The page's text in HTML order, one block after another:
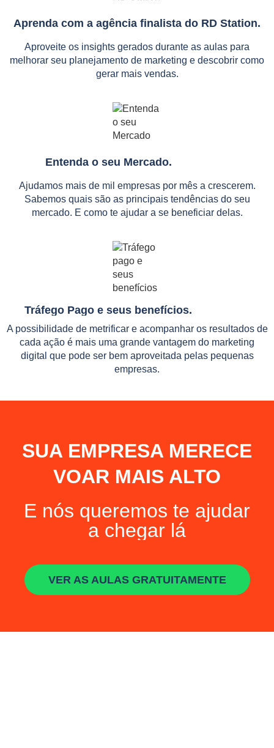
Aprenda com a agência finalista do RD Station.
Aproveite os insights gerados durante as aulas para
melhorar seu planejamento de marketing e descobrir como
gerar mais vendas.
Entenda o seu Mercado.
Ajudamos mais de mil empresas por mês a crescerem.
Sabemos quais são as principais tendências do seu
mercado. E como te ajudar a se beneficiar delas.
Tráfego Pago e seus benefícios.
A possibilidade de metrificar e acompanhar os resultados de
cada ação é mais uma grande vantagem do marketing
digital que pode ser bem aproveitada pelas pequenas
empresas.
SUA EMPRESA MERECE
VOAR MAIS ALTO
E nós queremos te ajudar
a chegar lá
VER AS AULAS GRATUITAMENTE